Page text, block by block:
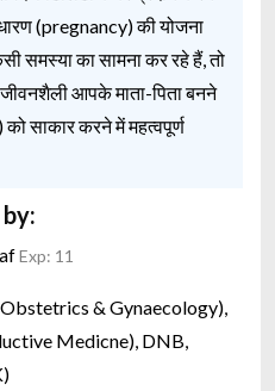
(pregnancy) की योजना
समस्या का सामना कर रहे हैं, तो
आपके माता-पिता बनने
साकार करने में महत्वपूर्ण
Exp: 11
& Gynaecology),
Medicne), DNB,